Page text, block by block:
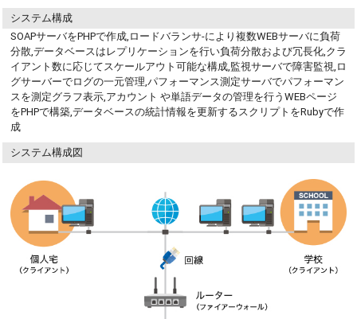
システム構成
SOAPサーバをPHPで作成,ロードバランサ-により複数WEBサーバに負荷
分散,データベースはレプリケーションを行い負荷分散および冗長化,クラ
イアント数に応じてスケールアウト可能な構成,監視サーバで障害監視,ロ
グサーバーでログの一元管理,パフォーマンス測定サーバでパフォーマン
スを測定グラフ表示,アカウント や単語データの管理を行うWEBページ
をPHPで構築,データベースの統計情報を更新するスクリプトをRubyで作
成
システム構成図